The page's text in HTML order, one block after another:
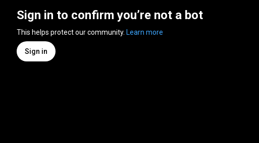
Sign in to confirm you’re not a bot
This helps protect our community. Learn more
Sign in